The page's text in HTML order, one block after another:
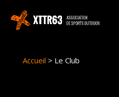
Accueil > Le Club